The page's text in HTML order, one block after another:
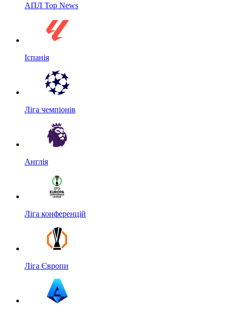
АПЛ Top News
Іспанія
Ліга чемпіонів
Англія
Ліга конференцій
Ліга Європи